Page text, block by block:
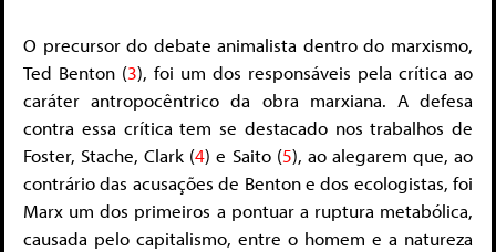
O precursor do debate animalista dentro do marxismo,
Ted Benton (3), foi um dos responsáveis pela crítica ao
caráter antropocêntrico da obra marxiana. A defesa
contra essa crítica tem se destacado nos trabalhos de
Foster, Stache, Clark (4) e Saito (5), ao alegarem que, ao
contrário das acusações de Benton e dos ecologistas, foi
Marx um dos primeiros a pontuar a ruptura metabólica,
causada pelo capitalismo, entre o homem e a natureza